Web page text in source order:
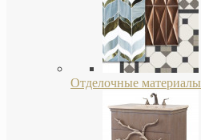
Отделочные материалы